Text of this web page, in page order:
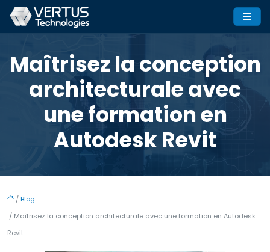
Maîtrisez la conception
architecturale avec
une formation en
Autodesk Revit
/Blog
/ Maîtrisez la conception architecturale avec une formation en Autodesk
Revit